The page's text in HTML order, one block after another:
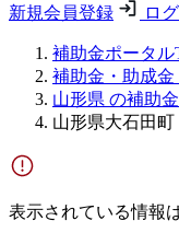
新規会員登録 ロ
補助金ポータル
補助金・助成
山形県 の補助
山形県大石田町
表示されている情報